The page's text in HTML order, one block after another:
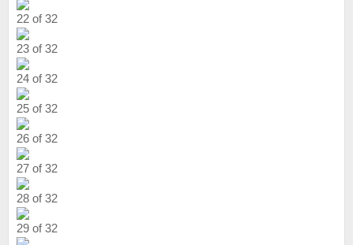
22 of 32
23 of 32
24 of 32
25 of 32
26 of 32
27 of 32
28 of 32
29 of 32